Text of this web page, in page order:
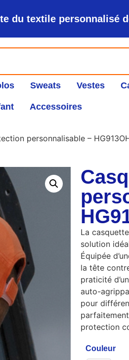
du textile personnalisé
Sweats Vestes
Accessoires
personnalisable –
La
solution
Équipée
la tête
praticité
auto-
pour
protection
Couleur